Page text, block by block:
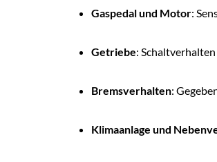
Gaspedal und Motor:
Getriebe:
Bremsverhalten:
Klimaanlage und